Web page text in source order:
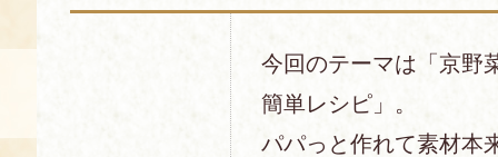
今回のテーマは「京野
簡単レシピ」。
パパっと作れて素材本